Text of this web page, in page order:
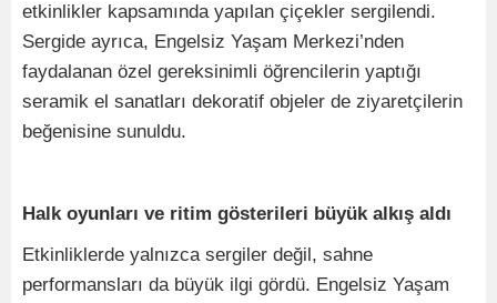
etkinlikler kapsamında yapılan çiçekler sergilendi.
Sergide ayrıca, Engelsiz Yaşam Merkezi’nden
faydalanan özel gereksinimli öğrencilerin yaptığı
seramik el sanatları dekoratif objeler de ziyaretçilerin
beğenisine sunuldu.
Halk oyunları ve ritim gösterileri büyük alkış aldı
Etkinliklerde yalnızca sergiler değil, sahne
performansları da büyük ilgi gördü. Engelsiz Yaşam